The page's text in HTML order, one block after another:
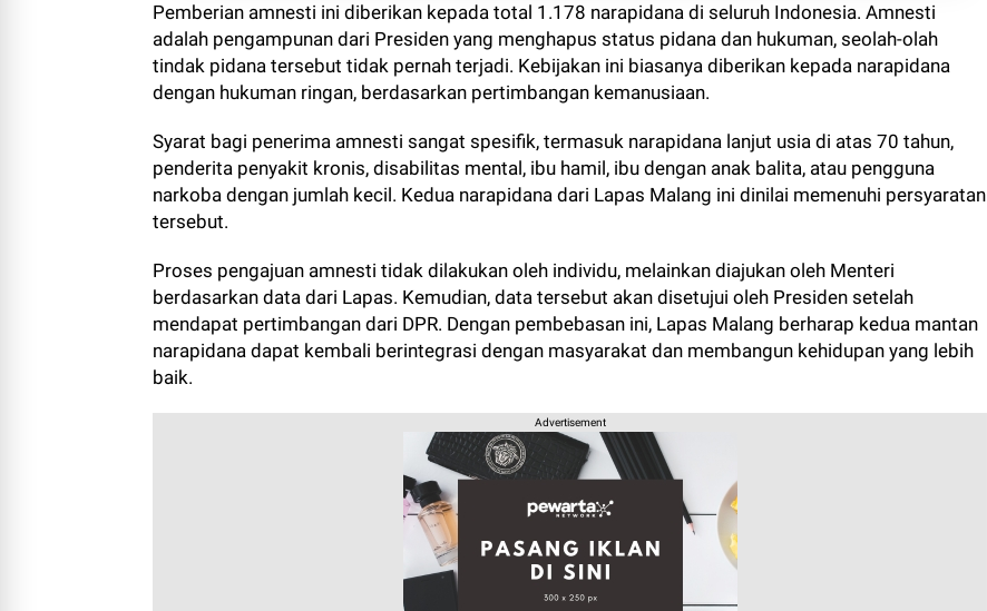
Pemberian amnesti ini diberikan kepada total 1.178 narapidana di seluruh Indonesia. Amnesti
adalah pengampunan dari Presiden yang menghapus status pidana dan hukuman, seolah-olah
tindak pidana tersebut tidak pernah terjadi. Kebijakan ini biasanya diberikan kepada narapidana
dengan hukuman ringan, berdasarkan pertimbangan kemanusiaan.
Syarat bagi penerima amnesti sangat spesifik, termasuk narapidana lanjut usia di atas 70 tahun,
penderita penyakit kronis, disabilitas mental, ibu hamil, ibu dengan anak balita, atau pengguna
narkoba dengan jumlah kecil. Kedua narapidana dari Lapas Malang ini dinilai memenuhi persyaratan
tersebut.
Proses pengajuan amnesti tidak dilakukan oleh individu, melainkan diajukan oleh Menteri
berdasarkan data dari Lapas. Kemudian, data tersebut akan disetujui oleh Presiden setelah
mendapat pertimbangan dari DPR. Dengan pembebasan ini, Lapas Malang berharap kedua mantan
narapidana dapat kembali berintegrasi dengan masyarakat dan membangun kehidupan yang lebih
baik.
Advertisement